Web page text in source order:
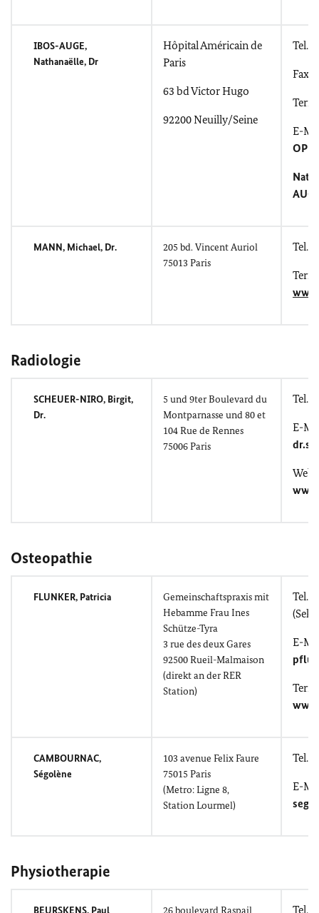
IBOS-AUGE,
Nathanaëlle, Dr
Hôpital Américain de
Paris
63 bd Victor Hugo
92200Neuilly/Seine
Tel.:
Fax:
E-
MANN, Michael, Dr. 205 bd. Vincent Auriol
75013 Paris
Tel.:
Radiologie
SCHEUER-NIRO, Birgit,
Dr.
5 und9terBoulevard du
Montparnasse und80et
104Rue de Rennes
75006 Paris
Tel.:
E-
Osteopathie
FLUNKER, Patricia
Gemeinschaftspraxis mit
Hebamme Frau Ines
Schütze-Tyra
3 rue des deux Gares
92500Rueil-Malmaison
(direkt an der RER
Station)
Tel.:
E-
CAMBOURNAC,
Ségolène
103 avenue Felix Faure
75015 Paris
(Metro: Ligne 8,
StationLourmel)
Tel.:
E-
Physiotherapie
BEURSKENS, Paul 26boulevard Raspail Tel.: